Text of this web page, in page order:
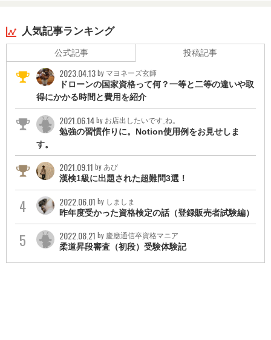
・社会保険労務士
・公認会計士
人気記事ランキング
公式記事 投稿記事
2023.04.13by マヨネーズ玄師
ドローンの国家資格って何？一等と二等の違いや取
得にかかる時間と費用を紹介
2021.06.14by お店出したいです_ね。
勉強の習慣作りに。Notion使用例をお見せしま
す。
2021.09.11 by あび
漢検1級に出題された超難問3選！
2022.06.01 by しましま
昨年度受かった資格検定の話（登録販売者試験編）
2022.08.21 by 慶應通信卒資格マニア
柔道昇段審査（初段）受験体験記